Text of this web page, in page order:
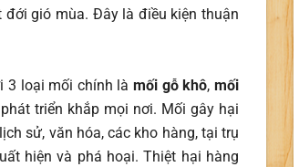
gió mùa. Đây là điều kiện thuận
3 loại mối chính làmối gỗ khô,mối
triển khắp mọi nơi. Mối gây hại
sử, văn hóa, các kho hàng, tại trụ
hiện và phá hoại. Thiệt hại hàng